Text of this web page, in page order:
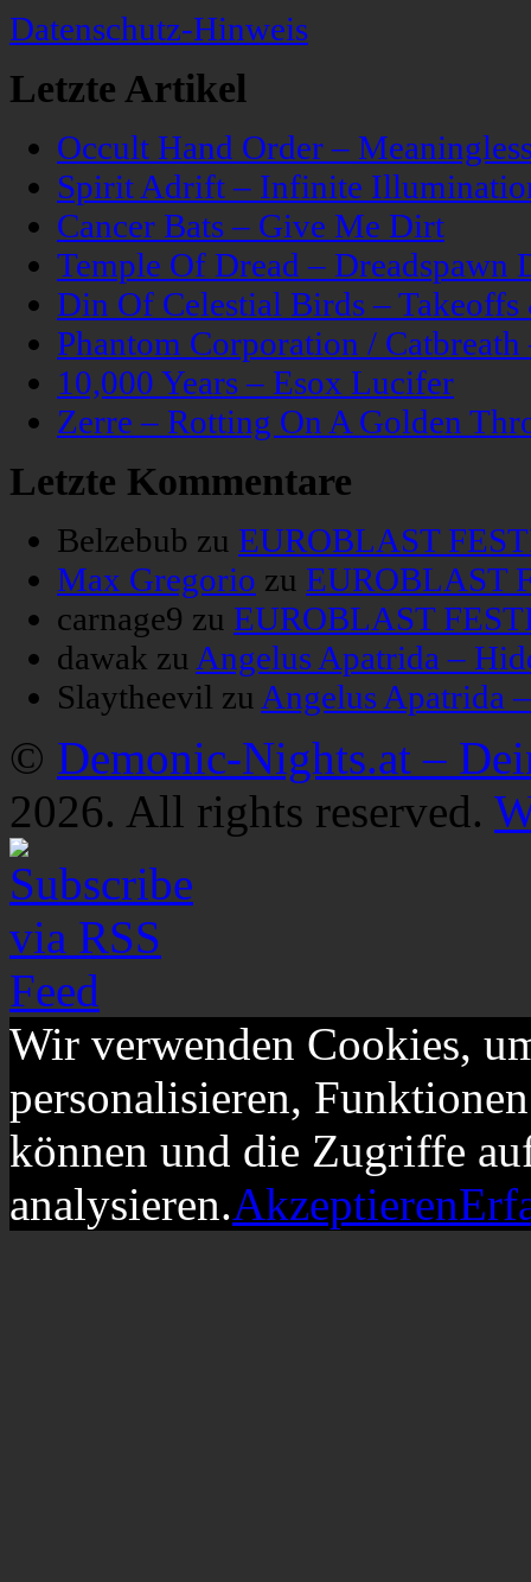
Datenschutz-Hinweis
Letzte Artikel
Occult Hand Order –
Spirit Adrift – Infinite
Cancer Bats – Give Me Dirt
Temple Of Dread – Dreadspawn
Din Of Celestial Birds –
Phantom Corporation /
10,000 Years – Esox Lucifer
Zerre – Rotting On A Golden
Letzte Kommentare
Belzebub zu EUROBLAST
Max Gregorio zu EUROBLAST
carnage9 zu EUROBLAST
dawak zu Angelus Apatrida –
Slaytheevil zu Angelus Apatrida
© Demonic-Nights.at –
2026. All rights reserved.
Wir verwenden Cookies,
personalisieren,
können und die Zugriffe
analysieren.Akzeptieren